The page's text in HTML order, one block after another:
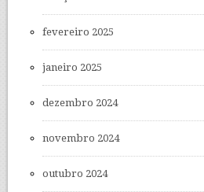
fevereiro 2025
janeiro 2025
dezembro 2024
novembro 2024
outubro 2024